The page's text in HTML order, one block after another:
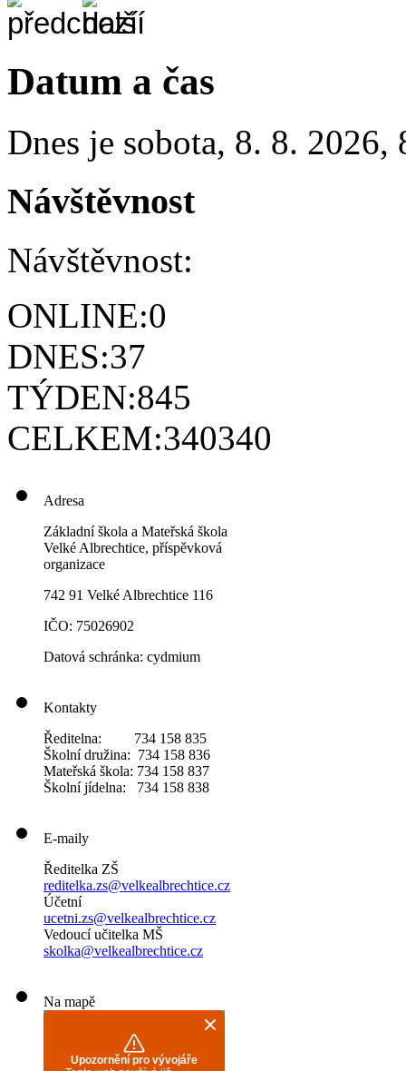
Datum a čas
Dnes je sobota, 8. 8. 2026,
Návštěvnost
Návštěvnost:
ONLINE:0
DNES:37
TÝDEN:845
CELKEM:340340
Adresa
Základní škola a Mateřská škola
Velké Albrechtice, příspěvková
organizace
742 91 Velké Albrechtice 116
IČO: 75026902
Datová schránka: cydmium
Kontakty
Ředitelna: 734 158 835
Školní družina: 734 158 836
Mateřská škola: 734 158 837
Školní jídelna: 734 158 838
E-maily
Ředitelka ZŠ
reditelka.zs@velkealbrechtice.cz
Účetní
ucetni.zs@velkealbrechtice.cz
Vedoucí učitelka MŠ
skolka@velkealbrechtice.cz
Na mapě